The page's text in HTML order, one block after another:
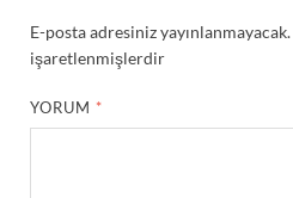
E-posta adresiniz yayınlanmayacak.
işaretlenmişlerdir
YORUM *